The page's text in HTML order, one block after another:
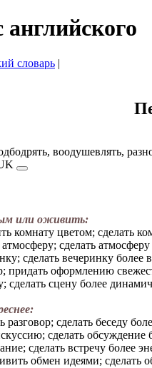
словарь |
воодушевлять,
или оживить:
комнату цветом; сделать
сделать
сделать вечеринку более
придать оформлению
сцену более
сделать беседу
сделать обсуждение
сделать встречу более
обмен идеями; сделать